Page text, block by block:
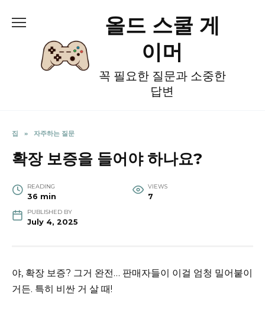
올드 스쿨 게
이머
꼭 필요한 질문과 소중한
답변
집 » 자주하는 질문
확장 보증을 들어야 하나요?
READING
36 min
VIEWS
7
PUBLISHED BY
July 4, 2025
야, 확장 보증? 그거 완전… 판매자들이 이걸 엄청 밀어붙이
거든. 특히 비싼 거 살 때!